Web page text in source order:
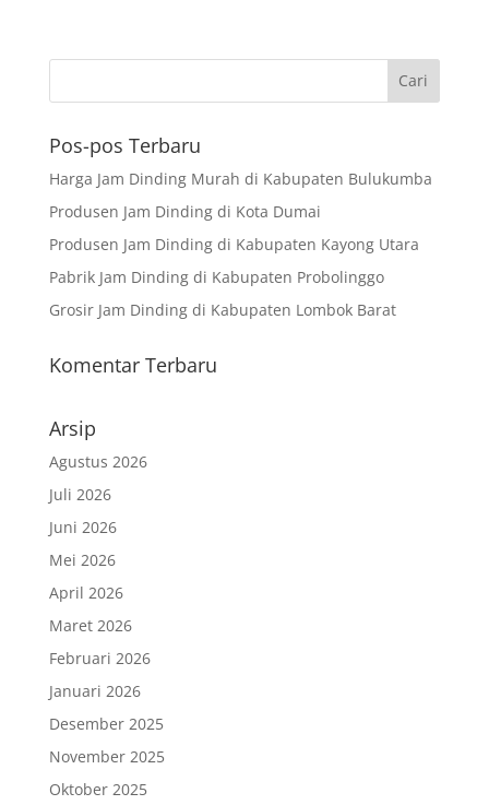
Pos-pos Terbaru
Harga Jam Dinding Murah di Kabupaten Bulukumba
Produsen Jam Dinding di Kota Dumai
Produsen Jam Dinding di Kabupaten Kayong Utara
Pabrik Jam Dinding di Kabupaten Probolinggo
Grosir Jam Dinding di Kabupaten Lombok Barat
Komentar Terbaru
Arsip
Agustus 2026
Juli 2026
Juni 2026
Mei 2026
April 2026
Maret 2026
Februari 2026
Januari 2026
Desember 2025
November 2025
Oktober 2025